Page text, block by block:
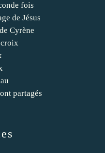
fois
de Jésus
Cyrène
croix
partagés